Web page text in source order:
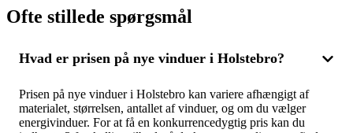
Ofte stillede spørgsmål
Hvad er prisen på nye vinduer i Holstebro?
Prisen på nye vinduer i Holstebro kan variere afhængigt af
materialet, størrelsen, antallet af vinduer, og om du vælger
energivinduer. For at få en konkurrencedygtig pris kan du